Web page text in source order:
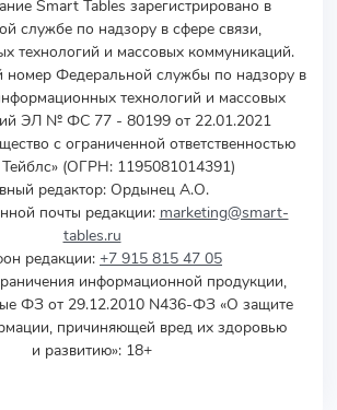
Smart Tables зарегистрировано в
службе по надзору в сфере связи,
технологий и массовых коммуникаций.
номер Федеральной службы по надзору в
технологий и массовых
ЭЛ № ФС 77 - 80199 от 22.01.2021
с ограниченной ответственностью
(ОГРН: 1195081014391)
редактор: Ордынец А.О.
почты редакции: marketing@smart-
tables.ru
редакции: +7 915 815 47 05
информационной продукции,
ФЗ от 29.12.2010 N436-ФЗ «О защите
причиняющей вред их здоровью
и развитию»: 18+